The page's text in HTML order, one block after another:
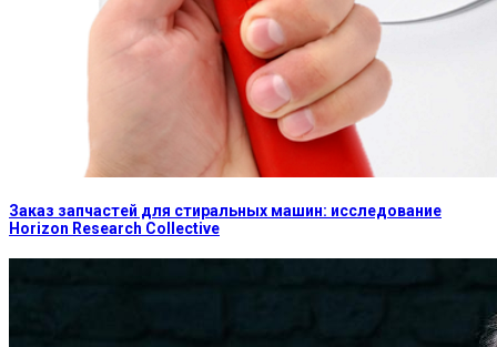
Заказ запчастей для стиральных машин: исследование
Horizon Research Collective